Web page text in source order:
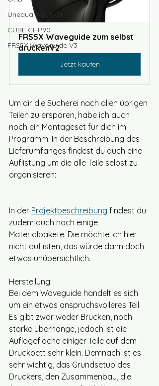
Unequal V3_NG1
CUBE CHP90
FRS5X Waveguide V3
FRS5X Waveguide zum selbst
druckenV2
Jetzt kaufen
Um dir die Sucherei nach allen übrigen
Teilen zu ersparen, habe ich auch
noch ein Montageset für dich im
Programm. In der Beschreibung des
Lieferumfanges findest du auch eine
Auflistung um die alle Teile selbst zu
organisieren:
In der Projektbeschreibung findest du
zudem auch noch einige
Materialpakete. Die möchte ich hier
nicht auflisten, das würde dann doch
etwas unübersichtlich.
Herstellung:
Bei dem Waveguide handelt es sich
um ein etwas anspruchsvolleres Teil.
Es gibt zwar weder Brücken, noch
starke überhänge, jedoch ist die
Auflagefläche einiger Teile auf dem
Druckbett sehr klein. Demnach ist es
sehr wichtig, das Grundsetup des
Druckers, den Zusammenbau, die